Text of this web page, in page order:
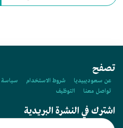
تصفح
عن سعوديبيديا شروط الاستخدام
تواصل معنا
التوظيف
اشترك في النشرة البريدية